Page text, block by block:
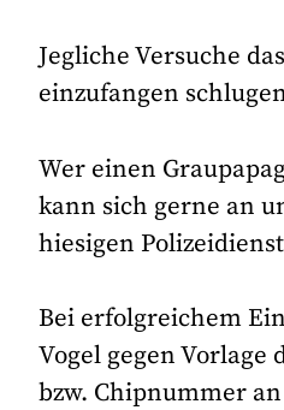
Jegliche Versuche
einzufangen
Wer einen
kann sich gerne an
hiesigen
Bei erfolgreichem
Vogel gegen Vorlage
bzw. Chipnummer